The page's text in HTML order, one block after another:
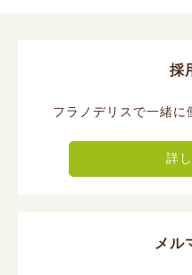
採
フラノデリスで一緒に
詳
メル